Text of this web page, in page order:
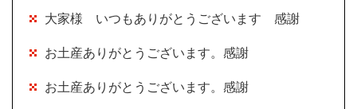
大家様 いつもありがとうございます 感謝
お土産ありがとうございます。感謝
お土産ありがとうございます。感謝